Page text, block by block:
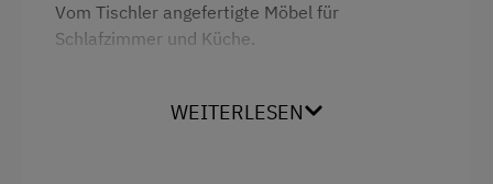
Vom Tischler angefertigte Möbel für
Schlafzimmer und Küche.
Schlafzimmer mit Balkon, mit Blick auf unsere
WEITERLESEN